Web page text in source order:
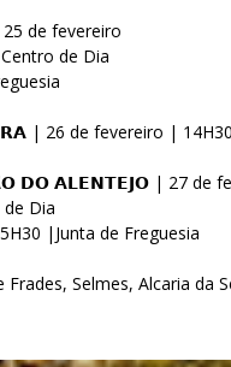
de fevereiro
de Dia
26 de fevereiro | 14H30
𝗔𝗟𝗘𝗡𝗧𝗘𝗝𝗢 | 27 de
Dia
|Junta de Freguesia
Selmes, Alcaria